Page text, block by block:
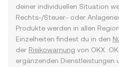
deiner individuellen Situation
Rechts-/Steuer- oder
Produkte werden in allen
Einzelheiten findest du in den
der Risikowarnung von OKX.
ergänzenden Dienstleistungen